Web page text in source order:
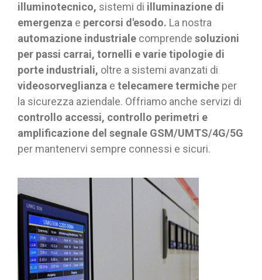
illuminotecnico, sistemi di illuminazione di
emergenza e percorsi d'esodo. La nostra
automazione industriale comprende soluzioni
per passi carrai, tornelli e varie tipologie di
porte industriali, oltre a sistemi avanzati di
videosorveglianza e telecamere termiche per
la sicurezza aziendale. Offriamo anche servizi di
controllo accessi, controllo perimetri e
amplificazione del segnale GSM/UMTS/4G/5G
per mantenervi sempre connessi e sicuri.